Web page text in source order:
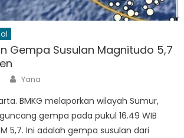
Gempa Susulan Magnitudo 5,7
Author
Yana
BMKG melaporkan wilayah Sumur,
gempa pada pukul 16.49 WIB
5,7. Ini adalah gempa susulan dari